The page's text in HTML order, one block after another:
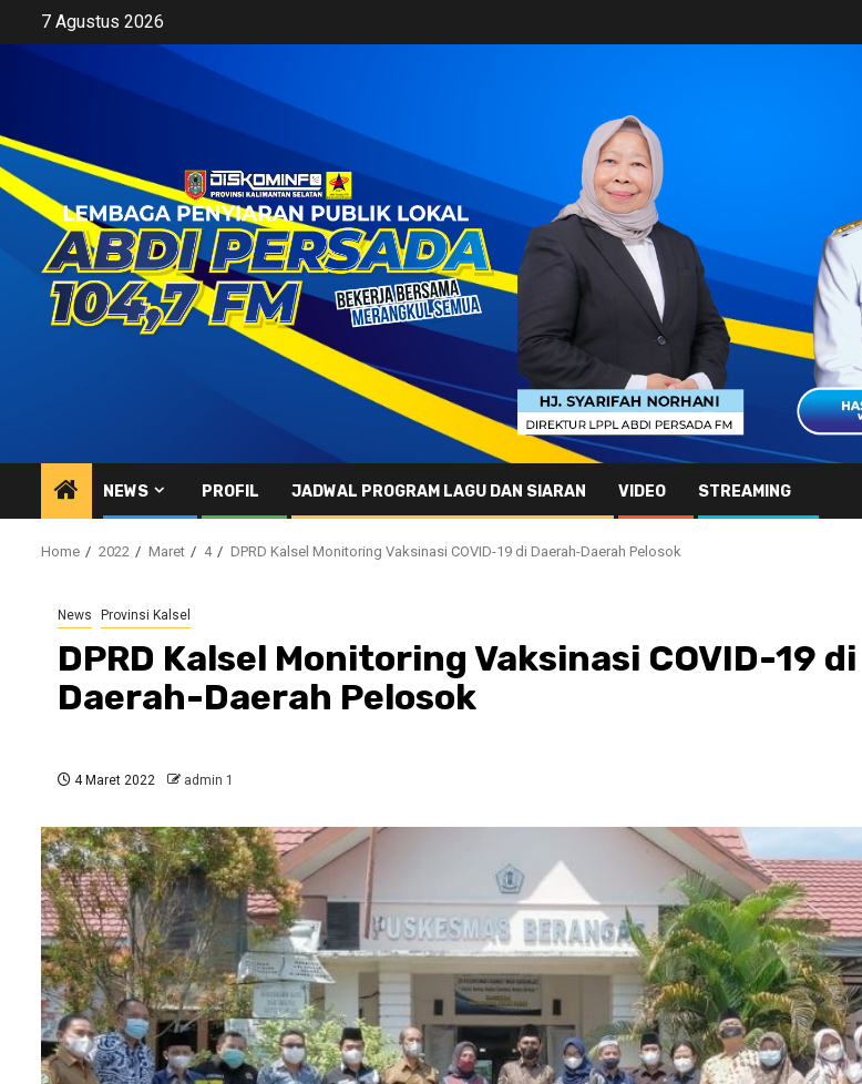
content
7 Agustus 2026
NEWS PROFIL JADWAL PROGRAM LAGU DAN SIARAN VIDEO STREAMING
Home 2022 Maret 4 DPRD Kalsel Monitoring Vaksinasi COVID-19 di Daerah-Daerah Pelosok
News Provinsi Kalsel
DPRD Kalsel Monitoring Vaksinasi COVID-19 di
Daerah-Daerah Pelosok
4 Maret 2022 admin 1
//1